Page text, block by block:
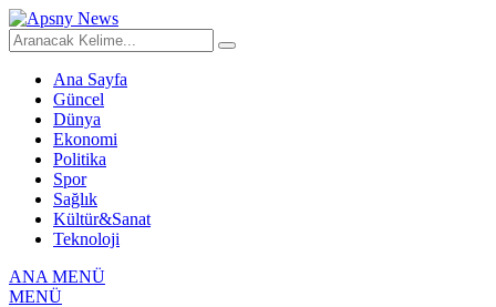
Ana Sayfa
Güncel
Dünya
Ekonomi
Politika
Spor
Sağlık
Kültür&Sanat
Teknoloji
ANA MENÜ
MENÜ